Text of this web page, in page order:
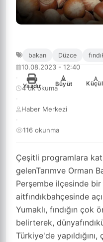
Çeşitli programlara
gelenTarımve Orman
Perşembe ilçesinde
aitfındıkbahçesinde
Yumaklı, fındığın
belirterek,
Türkiye'de
10.08.2023 - 12:40
·
4 dk okuma
·
Haber Merkezi
·
116 okunma
Yazdır
+
Büyüt
-
bakan Düzce